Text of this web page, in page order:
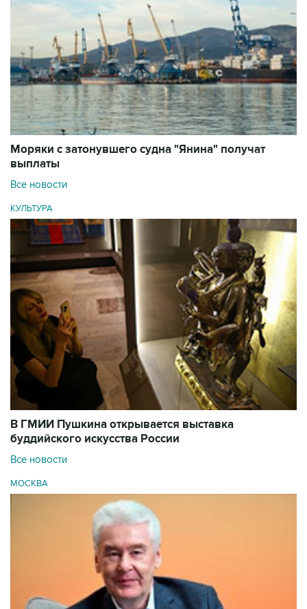
Моряки с затонувшего судна "Янина" получат
выплаты
Все новости
КУЛЬТУРА
В ГМИИ Пушкина открывается выставка
буддийского искусства России
Все новости
МОСКВА